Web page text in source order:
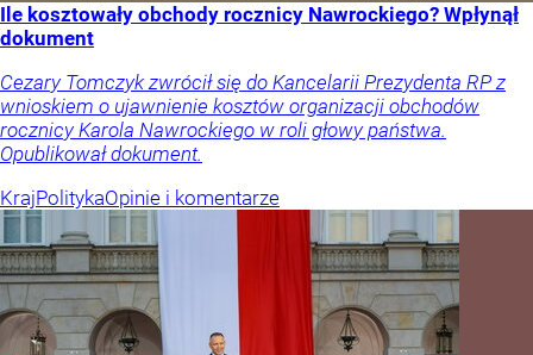
Ile kosztowały obchody rocznicy Nawrockiego? Wpłynął
dokument
Cezary Tomczyk zwrócił się do Kancelarii Prezydenta RP z
wnioskiem o ujawnienie kosztów organizacji obchodów
rocznicy Karola Nawrockiego w roli głowy państwa.
Opublikował dokument.
KrajPolitykaOpinie i komentarze